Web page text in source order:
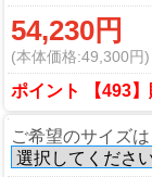
54,230円
(本体価格:49,300円)
ポイント 【493】
ご希望のサイズは